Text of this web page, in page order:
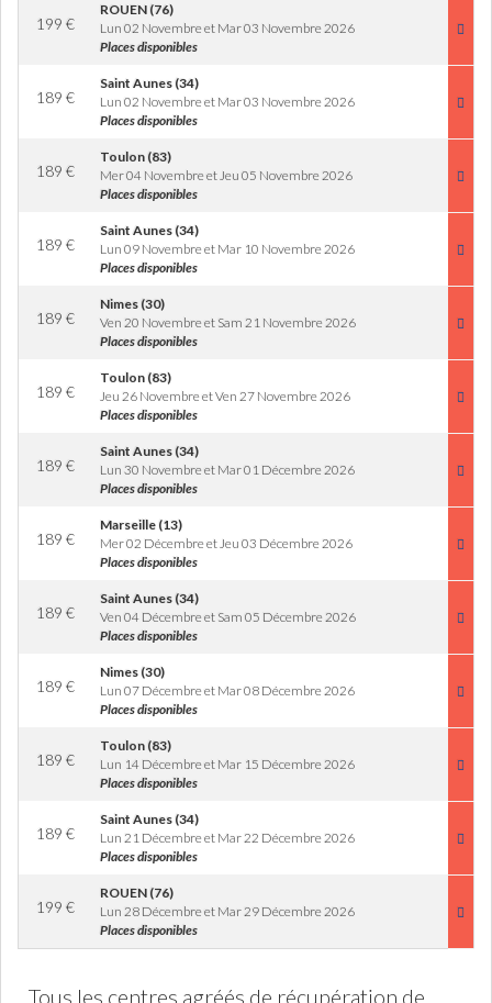
199 €
ROUEN (76)
Lun 02 Novembre et Mar 03 Novembre 2026
Places disponibles
189 €
Saint Aunes (34)
Lun 02 Novembre et Mar 03 Novembre 2026
Places disponibles
189 €
Toulon (83)
Mer 04 Novembre et Jeu 05 Novembre 2026
Places disponibles
189 €
Saint Aunes (34)
Lun 09 Novembre et Mar 10 Novembre 2026
Places disponibles
189 €
Nimes (30)
Ven 20 Novembre et Sam 21 Novembre 2026
Places disponibles
189 €
Toulon (83)
Jeu 26 Novembre et Ven 27 Novembre 2026
Places disponibles
189 €
Saint Aunes (34)
Lun 30 Novembre et Mar 01 Décembre 2026
Places disponibles
189 €
Marseille (13)
Mer 02 Décembre et Jeu 03 Décembre 2026
Places disponibles
189 €
Saint Aunes (34)
Ven 04 Décembre et Sam 05 Décembre 2026
Places disponibles
189 €
Nimes (30)
Lun 07 Décembre et Mar 08 Décembre 2026
Places disponibles
189 €
Toulon (83)
Lun 14 Décembre et Mar 15 Décembre 2026
Places disponibles
189 €
Saint Aunes (34)
Lun 21 Décembre et Mar 22 Décembre 2026
Places disponibles
199 €
ROUEN (76)
Lun 28 Décembre et Mar 29 Décembre 2026
Places disponibles
Tous les centres agréés de récupération de